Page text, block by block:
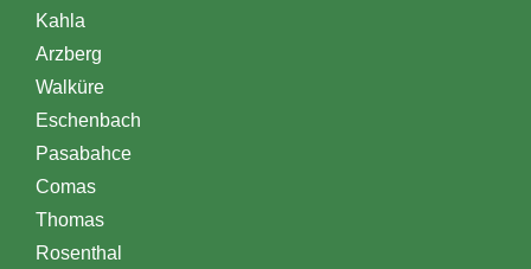
Kahla
Arzberg
Walküre
Eschenbach
Pasabahce
Comas
Thomas
Rosenthal